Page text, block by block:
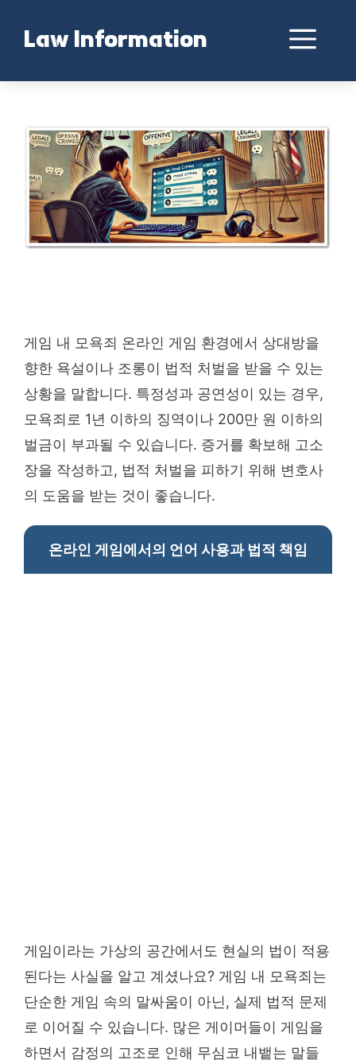
contentLaw Information
게임 내 모욕죄 온라인 게임 환경에서 상대방을
향한 욕설이나 조롱이 법적 처벌을 받을 수 있는
상황을 말합니다. 특정성과 공연성이 있는 경우,
모욕죄로 1년 이하의 징역이나 200만 원 이하의
벌금이 부과될 수 있습니다. 증거를 확보해 고소
장을 작성하고, 법적 처벌을 피하기 위해 변호사
의 도움을 받는 것이 좋습니다.
온라인 게임에서의 언어 사용과 법적 책임
게임이라는 가상의 공간에서도 현실의 법이 적용
된다는 사실을 알고 계셨나요? 게임 내 모욕죄는
단순한 게임 속의 말싸움이 아닌, 실제 법적 문제
로 이어질 수 있습니다. 많은 게이머들이 게임을
하면서 감정의 고조로 인해 무심코 내뱉는 말들